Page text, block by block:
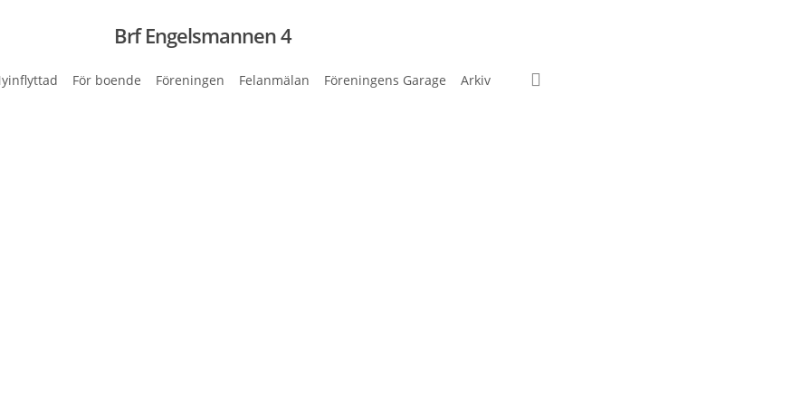
Brf Engelsmannen 4
För boende Föreningen Felanmälan Föreningens Garage Arkiv